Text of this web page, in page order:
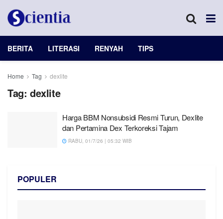
BERITA LITERASI RENYAH TIPS
Home Tag dexlite
Tag: dexlite
Harga BBM Nonsubsidi Resmi Turun, Dexlite
dan Pertamina Dex Terkoreksi Tajam
RABU, 01/7/26 | 05:32 WIB
POPULER